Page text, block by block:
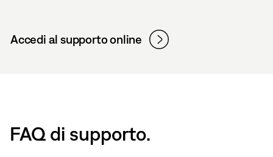
Accedi al supporto online
FAQ di supporto.